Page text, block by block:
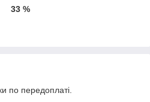
33 %
по передоплаті.